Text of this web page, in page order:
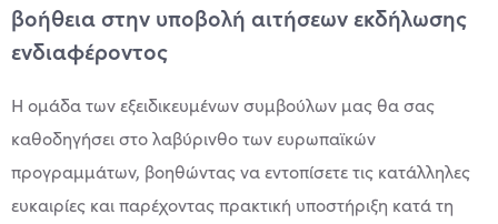
βοήθεια στην υποβολή αιτήσεων εκδήλωσης
ενδιαφέροντος
Η ομάδα των εξειδικευμένων συμβούλων μας θα σας
καθοδηγήσει στο λαβύρινθο των ευρωπαϊκών
προγραμμάτων, βοηθώντας να εντοπίσετε τις κατάλληλες
ευκαιρίες και παρέχοντας πρακτική υποστήριξη κατά τη